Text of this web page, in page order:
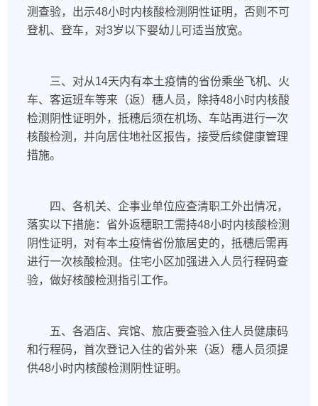
测查验，出示48小时内核酸检测阴性证明，否则不可
登机、登车，对3岁以下婴幼儿可适当放宽。
三、对从14天内有本土疫情的省份乘坐飞机、火
车、客运班车等来（返）穗人员，除持48小时内核酸
检测阴性证明外，抵穗后须在机场、车站再进行一次
核酸检测，并向居住地社区报告，接受后续健康管理
措施。
四、各机关、企事业单位应查清职工外出情况，
落实以下措施：省外返穗职工需持48小时内核酸检测
阴性证明，对有本土疫情省份旅居史的，抵穗后需再
进行一次核酸检测。住宅小区加强进入人员行程码查
验，做好核酸检测指引工作。
五、各酒店、宾馆、旅店要查验入住人员健康码
和行程码，首次登记入住的省外来（返）穗人员须提
供48小时内核酸检测阴性证明。